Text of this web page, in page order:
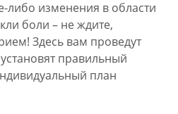
либо изменения в области
боли – не ждите,
Здесь вам проведут
правильный
план